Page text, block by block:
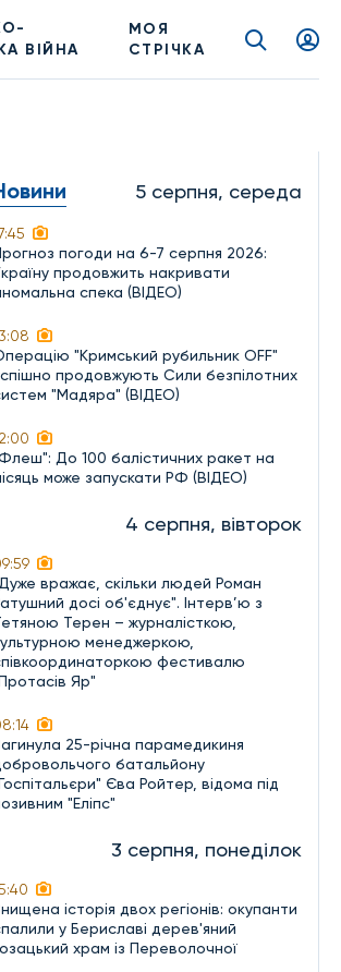
ВІЙНА
МОЯ
СТРІЧКА
5 серпня, середа
погоди на 6-7 серпня 2026:
продовжить накривати
спека (ВІДЕО)
"Кримський рубильник OFF"
продовжують Сили безпілотних
"Мадяра" (ВІДЕО)
До 100 балістичних ракет на
може запускати РФ (ВІДЕО)
4 серпня, вівторок
вражає, скільки людей Роман
досі об'єднує". Інтерв’ю з
Терен – журналісткою,
менеджеркою,
фестивалю
Яр"
25-річна парамедикиня
батальйону
Єва Ройтер, відома під
"Еліпс"
3 серпня, понеділок
історія двох регіонів: окупанти
у Бериславі дерев'яний
храм із Переволочної